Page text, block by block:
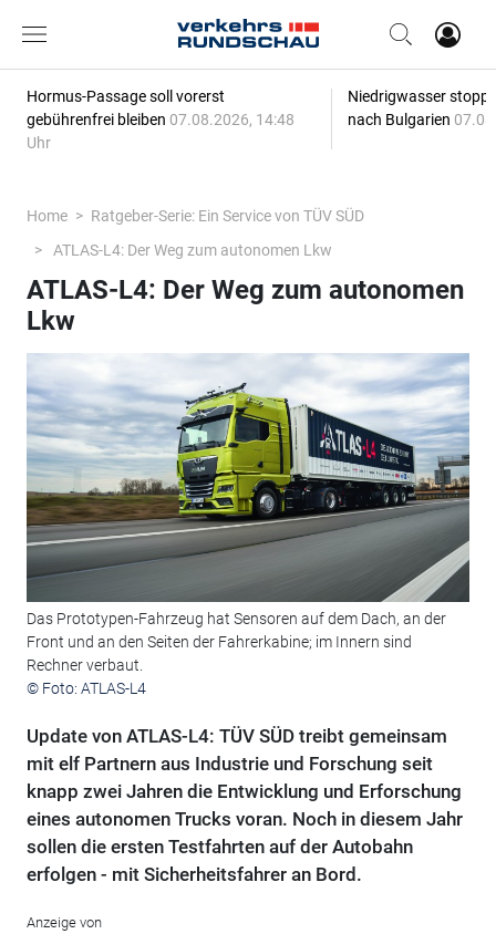
Hormus-Passage soll vorerst
gebührenfrei bleiben 07.08.2026, 14:48
Uhr
Niedrigwasser
nach Bulgarien
Home
Ratgeber-Serie: Ein Service von TÜV SÜD
ATLAS-L4: Der Weg zum autonomen Lkw
ATLAS-L4: Der Weg zum autonomen
Lkw
Das Prototypen-Fahrzeug hat Sensoren auf dem Dach, an der
Front und an den Seiten der Fahrerkabine; im Innern sind
Rechner verbaut.
© Foto: ATLAS-L4
Update von ATLAS-L4: TÜV SÜD treibt gemeinsam
mit elf Partnern aus Industrie und Forschung seit
knapp zwei Jahren die Entwicklung und Erforschung
eines autonomen Trucks voran. Noch in diesem Jahr
sollen die ersten Testfahrten auf der Autobahn
erfolgen - mit Sicherheitsfahrer an Bord.
Anzeige von